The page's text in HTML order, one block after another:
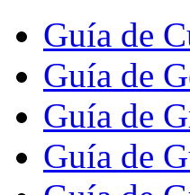
Guía de
Guía de
Guía de
Guía de